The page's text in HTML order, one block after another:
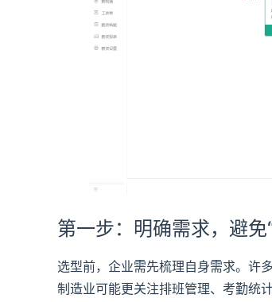
第一步：明确需求，避免
选型前，企业需先梳理自身需求。许
制造业可能更关注排班管理、考勤统